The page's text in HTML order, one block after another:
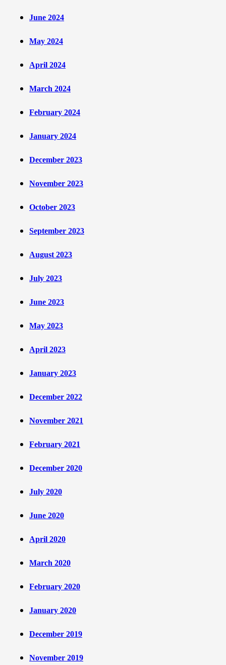
June 2024
May 2024
April 2024
March 2024
February 2024
January 2024
December 2023
November 2023
October 2023
September 2023
August 2023
July 2023
June 2023
May 2023
April 2023
January 2023
December 2022
November 2021
February 2021
December 2020
July 2020
June 2020
April 2020
March 2020
February 2020
January 2020
December 2019
November 2019